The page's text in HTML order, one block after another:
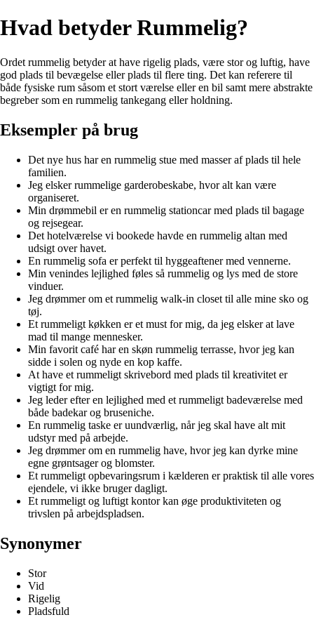
Hvad betyder Rummelig?
Ordet rummelig betyder at have rigelig plads, være stor og luftig, have
god plads til bevægelse eller plads til flere ting. Det kan referere til
både fysiske rum såsom et stort værelse eller en bil samt mere abstrakte
begreber som en rummelig tankegang eller holdning.
Eksempler på brug
Det nye hus har en rummelig stue med masser af plads til hele
familien.
Jeg elsker rummelige garderobeskabe, hvor alt kan være
organiseret.
Min drømmebil er en rummelig stationcar med plads til bagage
og rejsegear.
Det hotelværelse vi bookede havde en rummelig altan med
udsigt over havet.
En rummelig sofa er perfekt til hyggeaftener med vennerne.
Min venindes lejlighed føles så rummelig og lys med de store
vinduer.
Jeg drømmer om et rummelig walk-in closet til alle mine sko og
tøj.
Et rummeligt køkken er et must for mig, da jeg elsker at lave
mad til mange mennesker.
Min favorit café har en skøn rummelig terrasse, hvor jeg kan
sidde i solen og nyde en kop kaffe.
At have et rummeligt skrivebord med plads til kreativitet er
vigtigt for mig.
Jeg leder efter en lejlighed med et rummeligt badeværelse med
både badekar og bruseniche.
En rummelig taske er uundværlig, når jeg skal have alt mit
udstyr med på arbejde.
Jeg drømmer om en rummelig have, hvor jeg kan dyrke mine
egne grøntsager og blomster.
Et rummeligt opbevaringsrum i kælderen er praktisk til alle vores
ejendele, vi ikke bruger dagligt.
Et rummeligt og luftigt kontor kan øge produktiviteten og
trivslen på arbejdspladsen.
Synonymer
Stor
Vid
Rigelig
Pladsfuld